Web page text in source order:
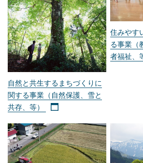
自然と共生するまちづくりに
関する事業（自然保護、雪と
共存、等）
住みやす
る事業（
者福祉、